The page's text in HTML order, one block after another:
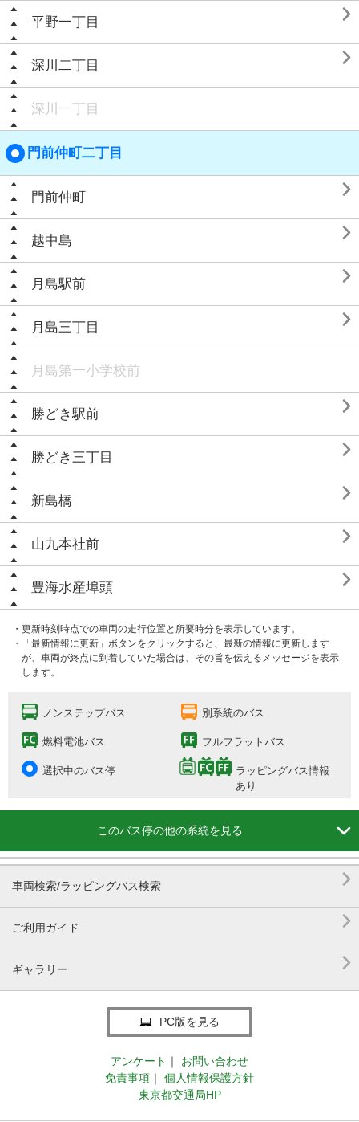
平野一丁目 
深川二丁目 
深川一丁目
門前仲町二丁目
門前仲町 
越中島 
月島駅前 
月島三丁目 
月島第一小学校前
勝どき駅前 
勝どき三丁目 
新島橋 
山九本社前 
豊海水産埠頭 
・更新時刻時点での車両の走行位置と所要時分を表示しています。
・「最新情報に更新」ボタンをクリックすると、最新の情報に更新します
が、車両が終点に到着していた場合は、その旨を伝えるメッセージを表示
します。
ノンステップバス 別系統のバス
燃料電池バス フルフラットバス
選択中のバス停
ラッピングバス情報
あり
このバス停の他の系統を見る 
車両検索/ラッピングバス検索 
ご利用ガイド 
ギャラリー 
PC版を見る
アンケート ｜
お問い合わせ
免責事項 ｜
個人情報保護方針
東京都交通局HP